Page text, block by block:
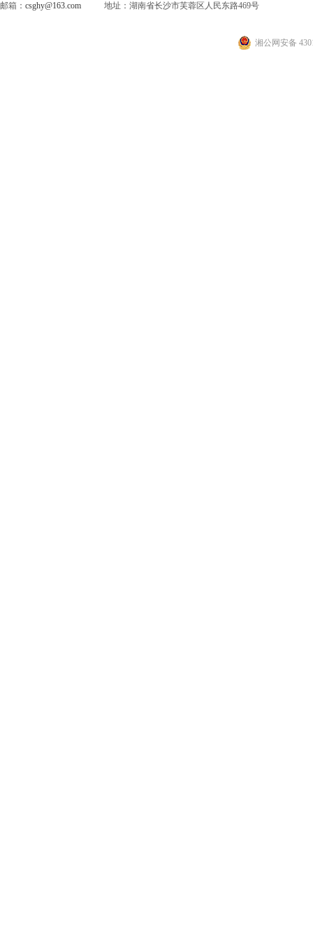
邮箱： csghy@163.com 地址：湖南省长沙市芙蓉区人民东路469号
湘公网安备